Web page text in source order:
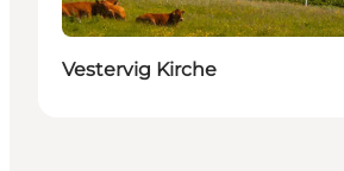
Vestervig Kirche